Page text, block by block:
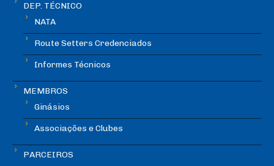
DEP. TÉCNICO
NATA
Route Setters Credenciados
Informes Técnicos
MEMBROS
Ginásios
Associações e Clubes
PARCEIROS